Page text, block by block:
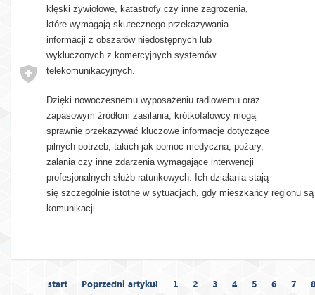
klęski żywiołowe, katastrofy czy inne zagrożenia,
które wymagają skutecznego przekazywania
informacji z obszarów niedostępnych lub
wykluczonych z komercyjnych systemów
telekomunikacyjnych.
Dzięki nowoczesnemu wyposażeniu radiowemu oraz
zapasowym źródłom zasilania, krótkofalowcy mogą
sprawnie przekazywać kluczowe informacje dotyczące
pilnych potrzeb, takich jak pomoc medyczna, pożary,
zalania czy inne zdarzenia wymagające interwencji
profesjonalnych służb ratunkowych. Ich działania stają
się szczególnie istotne w sytuacjach, gdy mieszkańcy regionu
komunikacji.
start Poprzedni artykuł 1 2 3 4 5 6 7 8